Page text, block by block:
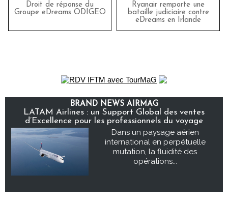
Droit de réponse du
Groupe eDreams ODIGEO
Ryanair remporte une
bataille judiciaire contre
eDreams en Irlande
BRAND NEWS AIRMAG
LATAM Airlines : un Support Global des ventes
d’Excellence pour les professionnels du voyage
Dans un paysage aérien
international en perpétuelle
mutation, la fluidité des
opérations...